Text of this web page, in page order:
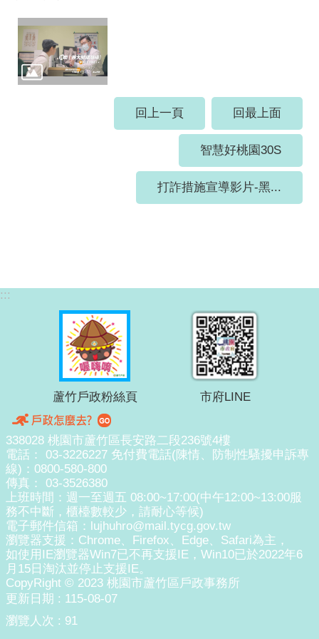
回上一頁 回最上面
智慧好桃園30S
打詐措施宣導影片-黑...
:::
蘆竹戶政粉絲頁 市府LINE
338028 桃園市蘆竹區長安路二段236號4樓
電話： 03-3226227 免付費電話(陳情、防制性騷擾申訴專
線)：0800-580-800
傳真： 03-3526380
上班時間：週一至週五 08:00~17:00(中午12:00~13:00服
務不中斷，櫃檯數較少，請耐心等候)
電子郵件信箱：lujhuhro@mail.tycg.gov.tw
瀏覽器支援：Chrome、Firefox、Edge、Safari為主，
如使用IE瀏覽器Win7已不再支援IE，Win10已於2022年6
月15日淘汰並停止支援IE。
CopyRight © 2023 桃園市蘆竹區戶政事務所
更新日期
115-08-07
瀏覽人次
91